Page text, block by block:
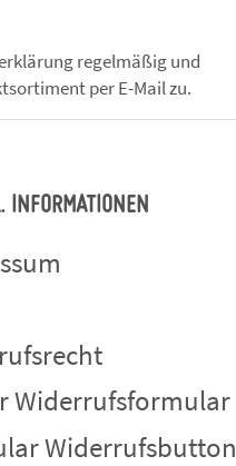
regelmäßig und
per E-Mail zu.
INFORMATIONEN
Widerrufsformular
Widerrufsbutton